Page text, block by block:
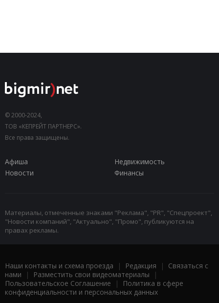
© 2000-2024,
ТОВ «КЕПРЕЙТ ПАРТНЕРС».
Все права защищены.
Афиша
Недвижимость
Новости
Финансы
Материалы, отмеченные знаками "Реклама", "PR", "Спецпроект",
"Новости компаний", "Актуально", "Промо", публикуются на
правах рекламы.
Наши контакты и схема проезда | Редакция | Связаться с
нами | Разместить свои видеоматериалы |
Пользовательское Соглашение |
Политика в сфере
конфиденциальности и персональных данных